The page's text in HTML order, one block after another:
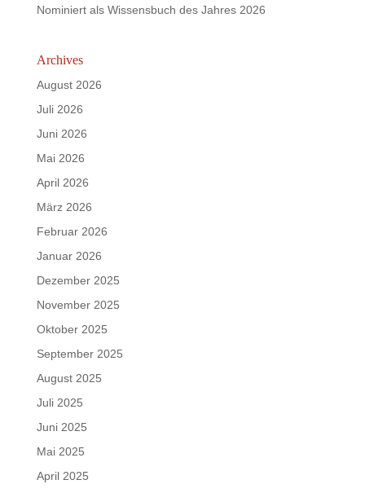
Nominiert als Wissensbuch des Jahres 2026
Archives
August 2026
Juli 2026
Juni 2026
Mai 2026
April 2026
März 2026
Februar 2026
Januar 2026
Dezember 2025
November 2025
Oktober 2025
September 2025
August 2025
Juli 2025
Juni 2025
Mai 2025
April 2025